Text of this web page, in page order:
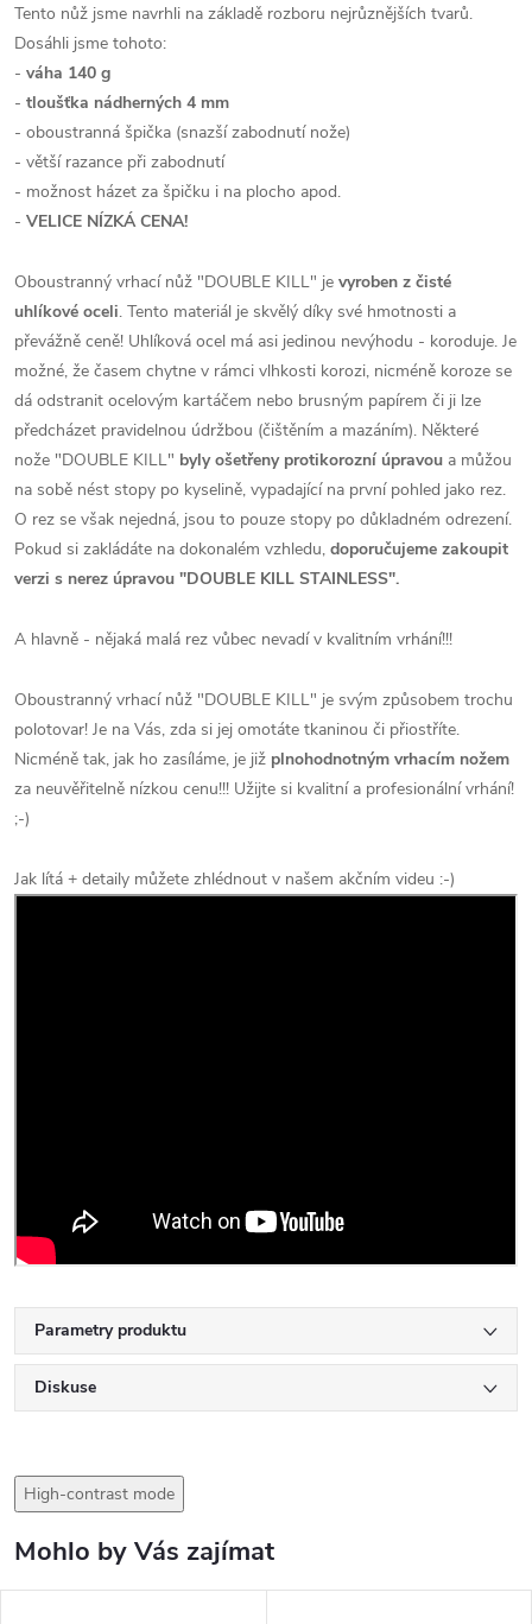
Tento nůž jsme navrhli na základě rozboru nejrůznějších tvarů.
Dosáhli jsme tohoto:
- váha 140 g
- tloušťka nádherných 4 mm
- oboustranná špička (snazší zabodnutí nože)
- větší razance při zabodnutí
- možnost házet za špičku i na plocho apod.
- VELICE NÍZKÁ CENA!
Oboustranný vrhací nůž "DOUBLE KILL" je vyroben z čisté
uhlíkové oceli. Tento materiál je skvělý díky své hmotnosti a
převážně ceně! Uhlíková ocel má asi jedinou nevýhodu - koroduje. Je
možné, že časem chytne v rámci vlhkosti korozi, nicméně koroze se
dá odstranit ocelovým kartáčem nebo brusným papírem či ji lze
předcházet pravidelnou údržbou (čištěním a mazáním). Některé
nože "DOUBLE KILL" byly ošetřeny protikorozní úpravou a můžou
na sobě nést stopy po kyselině, vypadající na první pohled jako rez.
O rez se však nejedná, jsou to pouze stopy po důkladném odrezení.
Pokud si zakládáte na dokonalém vzhledu, doporučujeme zakoupit
verzi s nerez úpravou "DOUBLE KILL STAINLESS".
A hlavně - nějaká malá rez vůbec nevadí v kvalitním vrhání!!!
Oboustranný vrhací nůž "DOUBLE KILL" je svým způsobem trochu
polotovar! Je na Vás, zda si jej omotáte tkaninou či přiostříte.
Nicméně tak, jak ho zasíláme, je již plnohodnotným vrhacím nožem
za neuvěřitelně nízkou cenu!!! Užijte si kvalitní a profesionální vrhání!
;-)
Jak lítá + detaily můžete zhlédnout v našem akčním videu :-)
Parametry produktu
Diskuse
High-contrast mode
Mohlo by Vás zajímat